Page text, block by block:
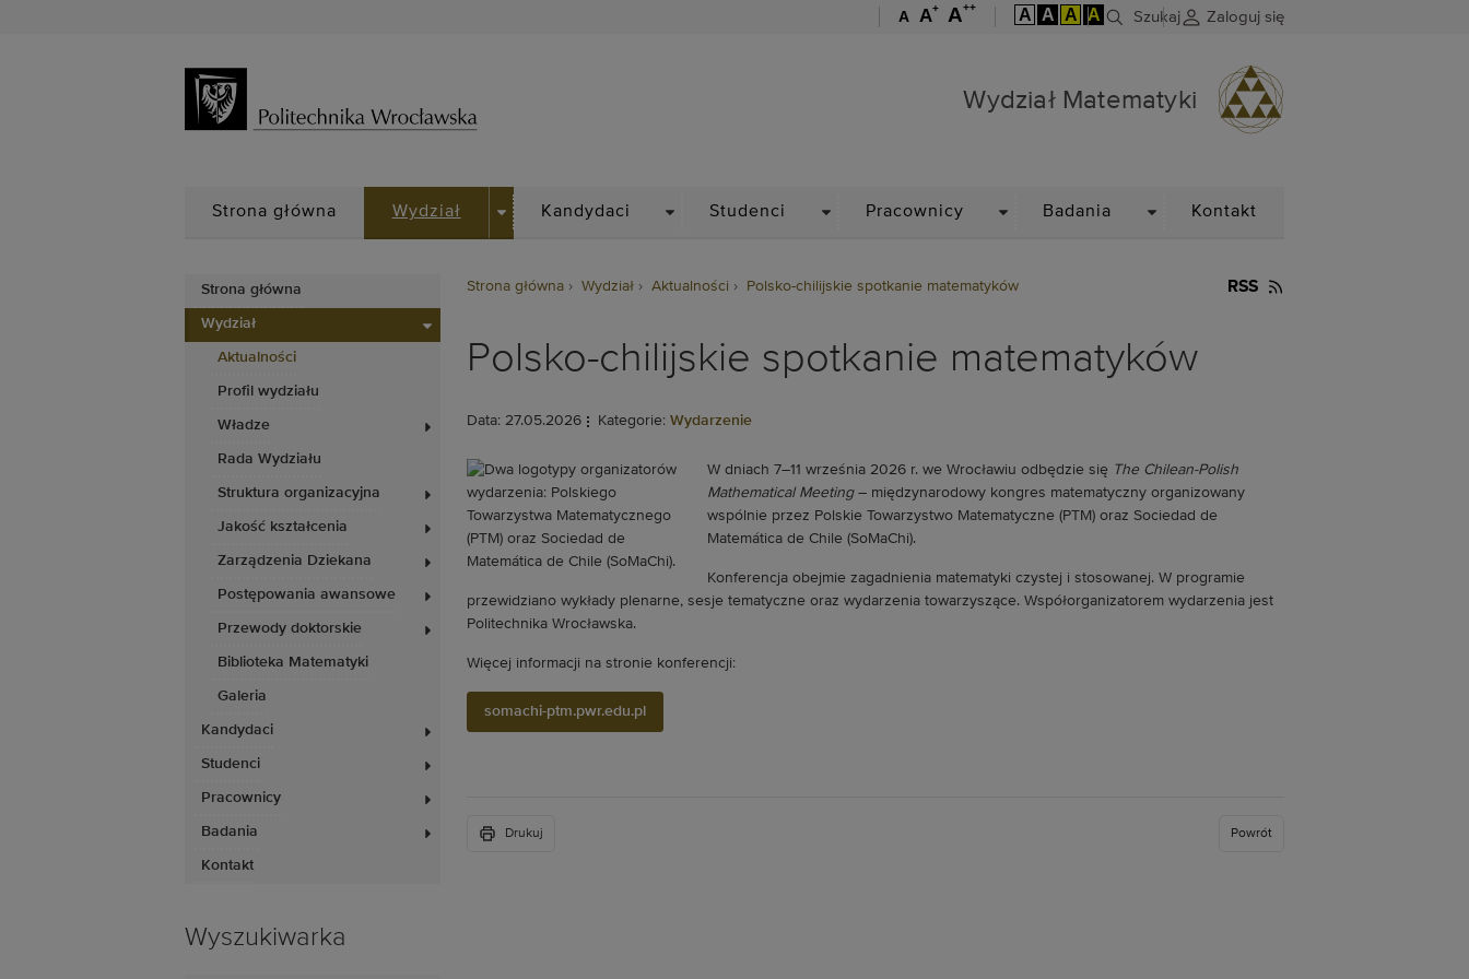
A A+ A++ A A A A Szukaj Zaloguj się
Wydział Matematyki
Strona główna Wydział
DROPDOWN
Kandydaci Studenci Pracownicy Badania Kontakt
Strona główna
Wydział
Aktualności
Profil wydziału
Władze
Rada Wydziału
Struktura organizacyjna
Jakość kształcenia
Zarządzenia Dziekana
Postępowania awansowe
Przewody doktorskie
Biblioteka Matematyki
Galeria
Kandydaci
Studenci
Pracownicy
Badania
Kontakt
Wyszukiwarka
Strona główna Wydział Aktualności Polsko-chilijskie spotkanie matematyków RSS
Polsko-chilijskie spotkanie matematyków
Data: 27.05.2026 Kategorie: Wydarzenie
W dniach 7–11 września 2026 r. we Wrocławiu odbędzie się The Chilean-Polish
Mathematical Meeting– międzynarodowy kongres matematyczny organizowany
wspólnie przez Polskie Towarzystwo Matematyczne (PTM) oraz Sociedad de
Matemática de Chile (SoMaChi).
Konferencja obejmie zagadnienia matematyki czystej i stosowanej. W programie
przewidziano wykłady plenarne, sesje tematyczne oraz wydarzenia towarzyszące. Współorganizatorem wydarzenia jest
Politechnika Wrocławska.
Więcej informacji na stronie konferencji:
somachi-ptm.pwr.edu.pl
Drukuj Powrót